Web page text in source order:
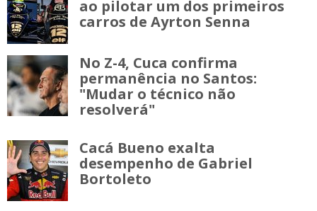
ao pilotar um dos primeiros
carros de Ayrton Senna
No Z-4, Cuca confirma
permanência no Santos:
"Mudar o técnico não
resolverá"
Cacá Bueno exalta
desempenho de Gabriel
Bortoleto